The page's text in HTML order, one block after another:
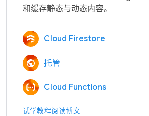
Cloud Firestore
托管
Cloud Functions
试学教程阅读博文